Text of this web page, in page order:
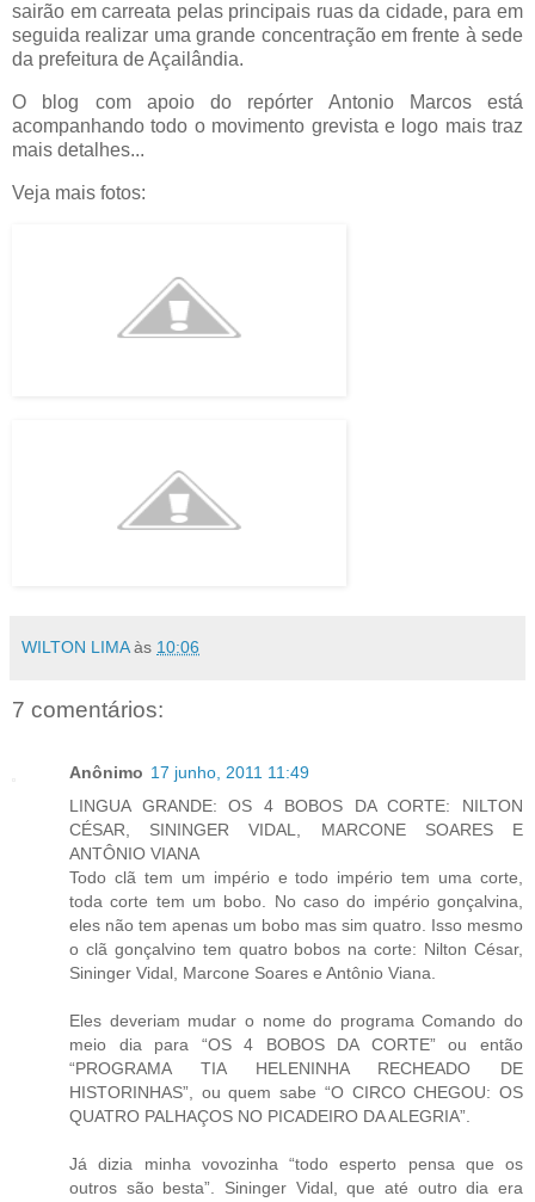
sairão em carreata pelas principais ruas da cidade, para em
seguida realizar uma grande concentração em frente à sede
da prefeitura de Açailândia.
O blog com apoio do repórter Antonio Marcos está
acompanhando todo o movimento grevista e logo mais traz
mais detalhes...
Veja mais fotos:
WILTON LIMA às 10:06
7 comentários:
Anônimo 17 junho, 2011 11:49
LINGUA GRANDE: OS 4 BOBOS DA CORTE: NILTON
CÉSAR, SININGER VIDAL, MARCONE SOARES E
ANTÔNIO VIANA
Todo clã tem um império e todo império tem uma corte,
toda corte tem um bobo. No caso do império gonçalvina,
eles não tem apenas um bobo mas sim quatro. Isso mesmo
o clã gonçalvino tem quatro bobos na corte: Nilton César,
Sininger Vidal, Marcone Soares e Antônio Viana.
Eles deveriam mudar o nome do programa Comando do
meio dia para “OS 4 BOBOS DA CORTE” ou então
“PROGRAMA TIA HELENINHA RECHEADO DE
HISTORINHAS”, ou quem sabe “O CIRCO CHEGOU: OS
QUATRO PALHAÇOS NO PICADEIRO DA ALEGRIA”.
Já dizia minha vovozinha “todo esperto pensa que os
outros são besta”. Sininger Vidal, que até outro dia era